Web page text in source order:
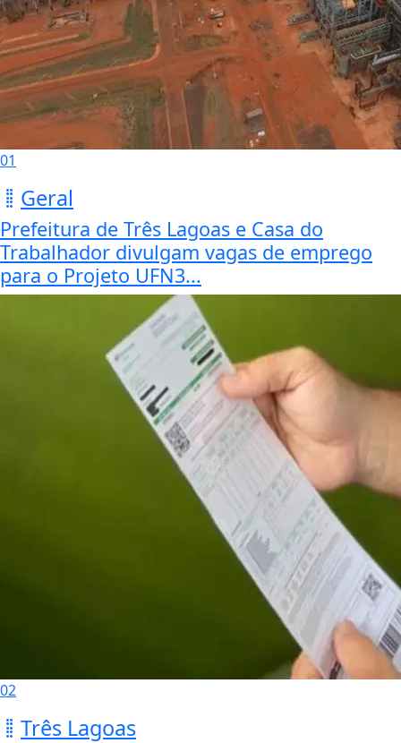
01
Geral
Prefeitura de Três Lagoas e Casa do
Trabalhador divulgam vagas de emprego
para o Projeto UFN3...
02
Três Lagoas